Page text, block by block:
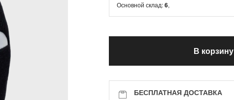
Основной склад:6,
В корзину
БЕСПЛАТНАЯ ДОСТАВКА